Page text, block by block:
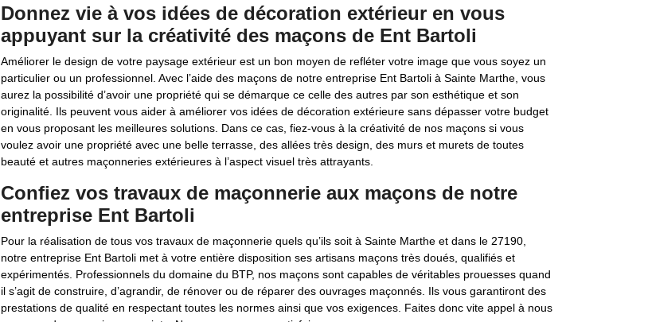
Donnez vie à vos idées de décoration extérieur en vous
appuyant sur la créativité des maçons de Ent Bartoli
Améliorer le design de votre paysage extérieur est un bon moyen de refléter votre image que vous soyez un
particulier ou un professionnel. Avec l’aide des maçons de notre entreprise Ent Bartoli à Sainte Marthe, vous
aurez la possibilité d’avoir une propriété qui se démarque ce celle des autres par son esthétique et son
originalité. Ils peuvent vous aider à améliorer vos idées de décoration extérieure sans dépasser votre budget
en vous proposant les meilleures solutions. Dans ce cas, fiez-vous à la créativité de nos maçons si vous
voulez avoir une propriété avec une belle terrasse, des allées très design, des murs et murets de toutes
beauté et autres maçonneries extérieures à l’aspect visuel très attrayants.
Confiez vos travaux de maçonnerie aux maçons de notre
entreprise Ent Bartoli
Pour la réalisation de tous vos travaux de maçonnerie quels qu’ils soit à Sainte Marthe et dans le 27190,
notre entreprise Ent Bartoli met à votre entière disposition ses artisans maçons très doués, qualifiés et
expérimentés. Professionnels du domaine du BTP, nos maçons sont capables de véritables prouesses quand
il s’agit de construire, d’agrandir, de rénover ou de réparer des ouvrages maçonnés. Ils vous garantiront des
prestations de qualité en respectant toutes les normes ainsi que vos exigences. Faites donc vite appel à nous